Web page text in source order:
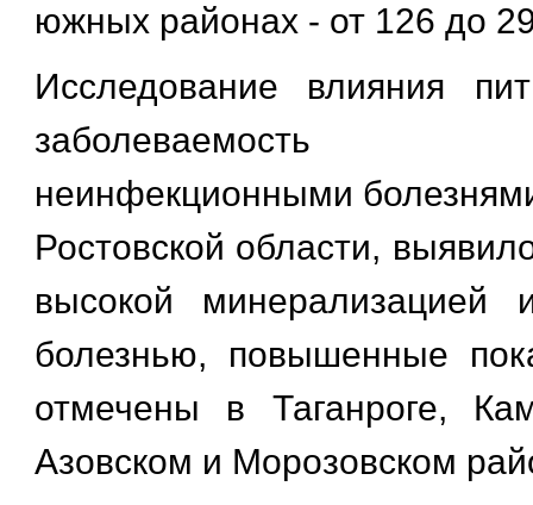
южных районах - от 126 до
Исследование влияния
заболеваемость
неинфекционными
Ростовской области,
высокой минерализацией
болезнью, повышенные
отмечены в Таганроге,
Азовском и Морозовском